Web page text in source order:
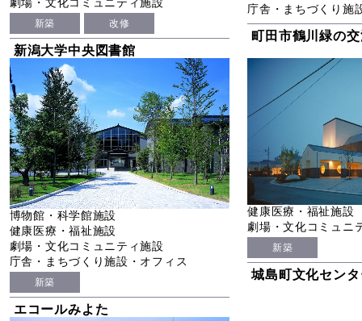
新築 改修
新潟大学中央図書館
庁舎・まちづくり施
町田市鶴川緑の
博物館・科学館施設
健康医療・福祉施設
劇場・文化コミュニティ施設
庁舎・まちづくり施設・オフィス
新築
エコールみよた
健康医療・福祉施設
劇場・文化コミュニ
新築
城島町文化セン